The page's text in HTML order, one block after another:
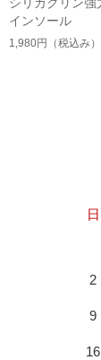
インソール
1,980円 （税込み）
日
2
9
16